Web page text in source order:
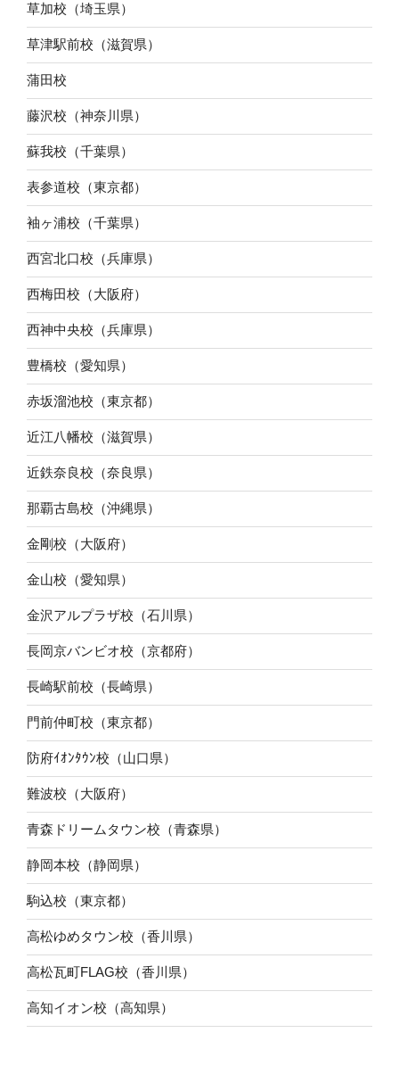
草加校（埼玉県）
草津駅前校（滋賀県）
蒲田校
藤沢校（神奈川県）
蘇我校（千葉県）
表参道校（東京都）
袖ヶ浦校（千葉県）
西宮北口校（兵庫県）
西梅田校（大阪府）
西神中央校（兵庫県）
豊橋校（愛知県）
赤坂溜池校（東京都）
近江八幡校（滋賀県）
近鉄奈良校（奈良県）
那覇古島校（沖縄県）
金剛校（大阪府）
金山校（愛知県）
金沢アルプラザ校（石川県）
長岡京バンビオ校（京都府）
長崎駅前校（長崎県）
門前仲町校（東京都）
防府ｲｵﾝﾀｳﾝ校（山口県）
難波校（大阪府）
青森ドリームタウン校（青森県）
静岡本校（静岡県）
駒込校（東京都）
高松ゆめタウン校（香川県）
高松瓦町FLAG校（香川県）
高知イオン校（高知県）